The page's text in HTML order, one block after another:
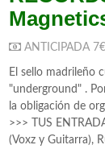
ANTICIPADA
El sello madrileño
"underground" .
la obligación de
>>> TUS
(Voxz y Guitarra),